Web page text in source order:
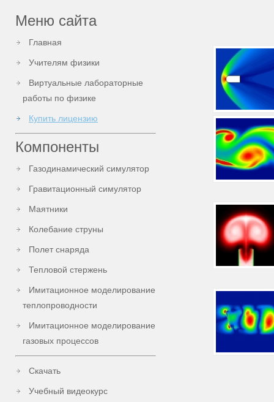
Меню сайта
Главная
Учителям физики
Виртуальные лабораторные
работы по физике
Купить лицензию
Компоненты
Газодинамический симулятор
Гравитационный симулятор
Маятники
Колебание струны
Полет снаряда
Тепловой стержень
Имитационное моделирование
теплопроводности
Имитационное моделирование
газовых процессов
Скачать
Учебный видеокурс